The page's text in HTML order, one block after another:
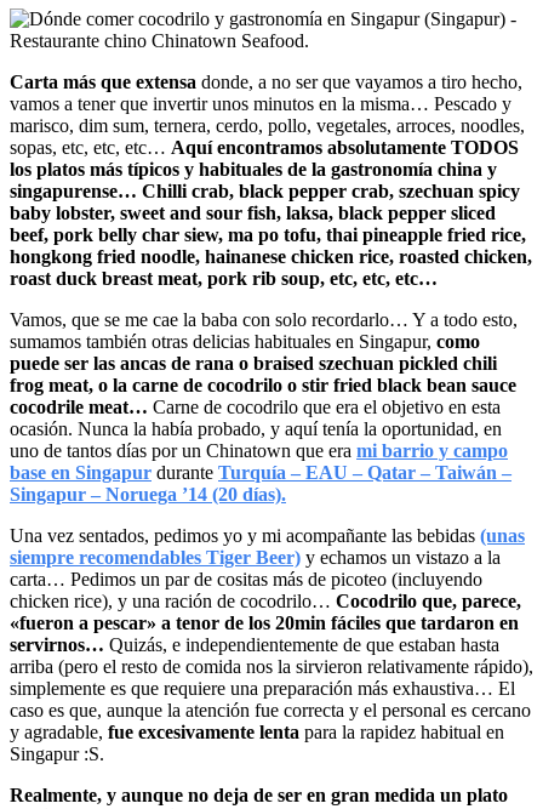
Carta más que extensa donde, a no ser que vayamos a tiro hecho,
vamos a tener que invertir unos minutos en la misma… Pescado y
marisco, dim sum, ternera, cerdo, pollo, vegetales, arroces, noodles,
sopas, etc, etc, etc… Aquí encontramos absolutamente TODOS
los platos más típicos y habituales de la gastronomía china y
singapurense… Chilli crab, black pepper crab, szechuan spicy
baby lobster, sweet and sour fish, laksa, black pepper sliced
beef, pork belly char siew, ma po tofu, thai pineapple fried rice,
hongkong fried noodle, hainanese chicken rice, roasted chicken,
roast duck breast meat, pork rib soup, etc, etc, etc…
Vamos, que se me cae la baba con solo recordarlo… Y a todo esto,
sumamos también otras delicias habituales en Singapur, como
puede ser las ancas de rana o braised szechuan pickled chili
frog meat, o la carne de cocodrilo o stir fried black bean sauce
cocodrile meat… Carne de cocodrilo que era el objetivo en esta
ocasión. Nunca la había probado, y aquí tenía la oportunidad, en
uno de tantos días por un Chinatown que era mi barrio y campo
base en Singapur durante Turquía – EAU – Qatar – Taiwán –
Singapur – Noruega ’14 (20 días).
Una vez sentados, pedimos yo y mi acompañante las bebidas (unas
siempre recomendables Tiger Beer) y echamos un vistazo a la
carta… Pedimos un par de cositas más de picoteo (incluyendo
chicken rice), y una ración de cocodrilo… Cocodrilo que, parece,
«fueron a pescar» a tenor de los 20min fáciles que tardaron en
servirnos… Quizás, e independientemente de que estaban hasta
arriba (pero el resto de comida nos la sirvieron relativamente rápido),
simplemente es que requiere una preparación más exhaustiva… El
caso es que, aunque la atención fue correcta y el personal es cercano
y agradable, fue excesivamente lenta para la rapidez habitual en
Singapur :S.
Realmente, y aunque no deja de ser en gran medida un plato